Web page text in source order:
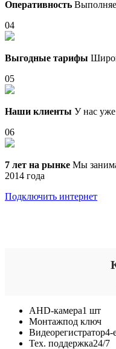
Оперативность
04
Выгодные тарифы
05
Наши клиенты У нас уже
06
7 лет на рынке Мы
2014 года
Подключить интернет
AHD-камера1 шт
Монтажпод ключ
Видеорегистратор4-
Тех. поддержка24/7